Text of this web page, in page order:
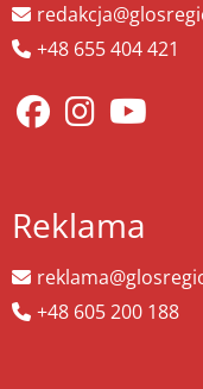
+48 655 404 421
Reklama
+48 605 200 188